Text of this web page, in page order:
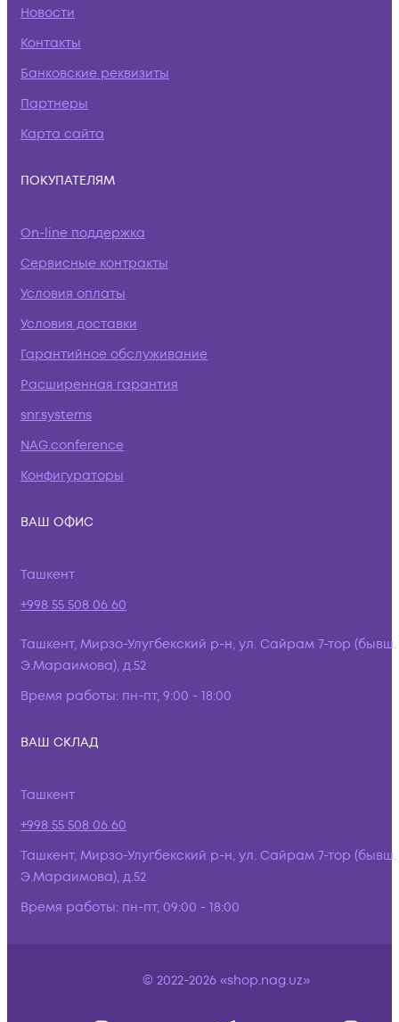
Новости
Контакты
Банковские реквизиты
Партнеры
Карта сайта
ПОКУПАТЕЛЯМ
On-line поддержка
Сервисные контракты
Условия оплаты
Условия доставки
Гарантийное обслуживание
Расширенная гарантия
snr.systems
NAG.conference
Конфигураторы
ВАШ ОФИС
Ташкент
+998 55 508 06 60
Ташкент, Мирзо-Улугбекский р-н, ул. Сайрам 7-тор (бывш.
Э.Мараимова), д.52
Время работы: пн-пт, 9:00 - 18:00
ВАШ СКЛАД
Ташкент
+998 55 508 06 60
Ташкент, Мирзо-Улугбекский р-н, ул. Сайрам 7-тор (бывш.
Э.Мараимова), д.52
Время работы: пн-пт, 09:00 - 18:00
© 2022-2026 «shop.nag.uz»